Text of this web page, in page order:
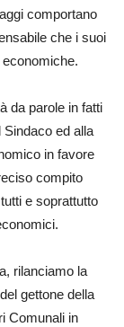
comportano
che i suoi
da parole in fatti
Sindaco ed alla
in favore
compito
e soprattutto
rilanciamo la
gettone della
Comunali in